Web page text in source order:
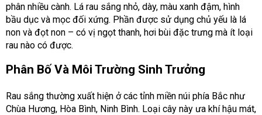
phân nhiều cành. Lá rau sắng nhỏ, dày, màu xanh đậm, hình
bầu dục và mọc đối xứng. Phần được sử dụng chủ yếu là lá
non và đọt non – có vị ngọt thanh, hơi bùi đặc trưng mà ít loại
rau nào có được.
Phân Bố Và Môi Trường Sinh Trưởng
Rau sắng thường xuất hiện ở các tỉnh miền núi phía Bắc như
Chùa Hương, Hòa Bình, Ninh Bình. Loại cây này ưa khí hậu mát,